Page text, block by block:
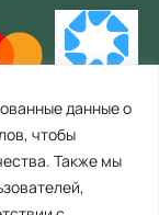
данные о
чтобы
Также мы